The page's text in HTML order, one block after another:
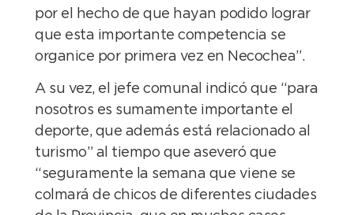
por el hecho de que hayan podido lograr
que esta importante competencia se
organice por primera vez en Necochea”.
A su vez, el jefe comunal indicó que “para
nosotros es sumamente importante el
deporte, que además está relacionado al
turismo” al tiempo que aseveró que
“seguramente la semana que viene se
colmará de chicos de diferentes ciudades